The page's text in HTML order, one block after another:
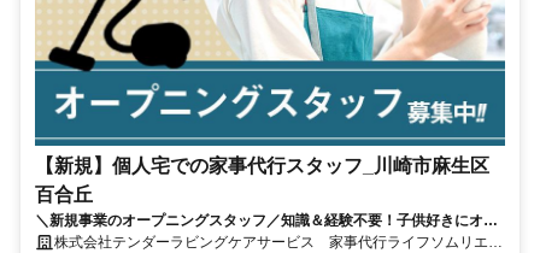
【新規】個人宅での家事代行スタッフ_川崎市麻生区
百合丘
＼新規事業のオープニングスタッフ／知識＆経験不要！子供好きにオス
スメ！
株式会社テンダーラビングケアサービス 家事代行ライフソムリエー